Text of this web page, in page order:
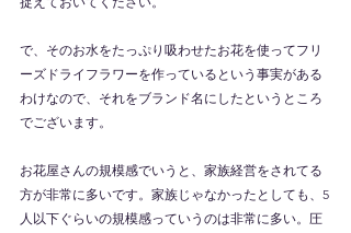
で、そのお水をたっぷり吸わせたお花を使ってフリ
ーズドライフラワーを作っているという事実がある
わけなので、それをブランド名にしたというところ
でございます。
お花屋さんの規模感でいうと、家族経営をされてる
方が非常に多いです。家族じゃなかったとしても、5
人以下ぐらいの規模感っていうのは非常に多い。圧